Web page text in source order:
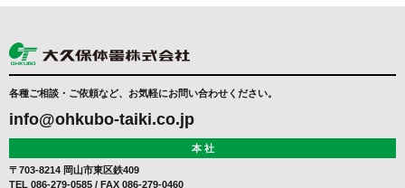
各種ご相談・ご依頼など、お気軽にお問い合わせください。
info@ohkubo-taiki.co.jp
本 社
〒703-8214 岡山市東区鉄409
TEL 086-279-0585 / FAX 086-279-0460